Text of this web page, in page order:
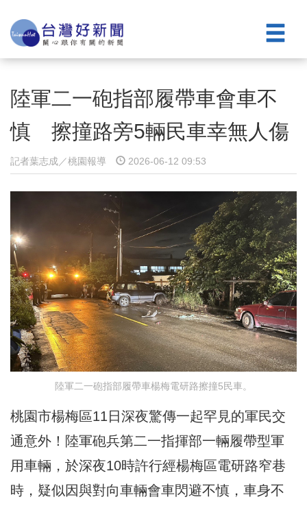
陸軍二一砲指部履帶車會車不
慎 擦撞路旁5輛民車幸無人傷
記者葉志成／桃園報導 2026-06-12 09:53
陸軍二一砲指部履帶車楊梅電研路擦撞5民車。
桃園市楊梅區11日深夜驚傳一起罕見的軍民交
通意外！陸軍砲兵第二一指揮部一輛履帶型軍
用車輛，於深夜10時許行經楊梅區電研路窄巷
時，疑似因與對向車輛會車閃避不慎，車身不